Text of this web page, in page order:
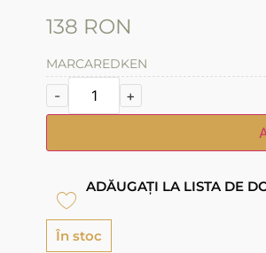
138 RON
MARCAREDKEN
- +
ADĂUGAȚI LA LISTA DE
În stoc